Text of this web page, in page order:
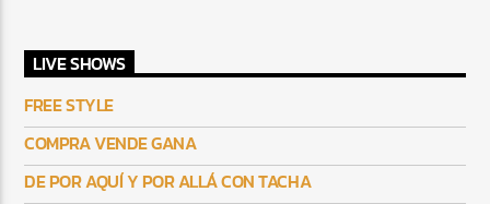
LIVE SHOWS
FREE STYLE
COMPRA VENDE GANA
DE POR AQUÍ Y POR ALLÁ CON TACHA